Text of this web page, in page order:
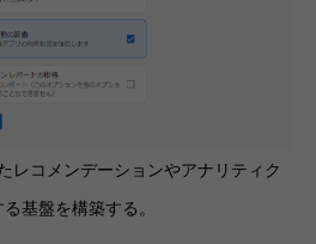
レコメンデーションやアナリティク
基盤を構築する。